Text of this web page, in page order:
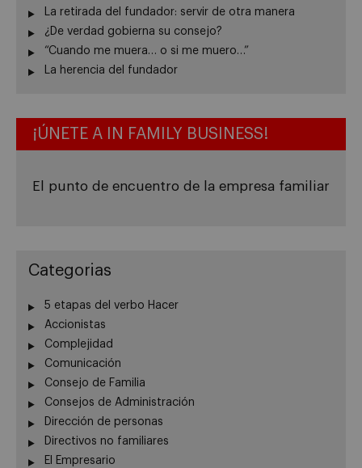
La retirada del fundador: servir de otra manera
¿De verdad gobierna su consejo?
“Cuando me muera… o si me muero…”
La herencia del fundador
¡ÚNETE A IN FAMILY BUSINESS!
El punto de encuentro de la empresa familiar
Categorias
5 etapas del verbo Hacer
Accionistas
Complejidad
Comunicación
Consejo de Familia
Consejos de Administración
Dirección de personas
Directivos no familiares
El Empresario